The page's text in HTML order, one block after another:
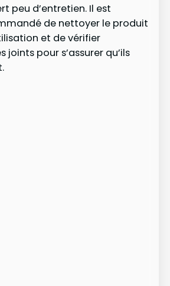
peu d’entretien. Il est
de nettoyer le produit
et de vérifier
joints pour s’assurer qu’ils